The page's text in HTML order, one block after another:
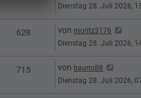
Dienstag 28. Juli 2026,
628 ZugriffeLetzter Beitrag
von moritz3176
Dienstag 28. Juli 2026,
715 ZugriffeLetzter Beitrag
von baumi88
Dienstag 28. Juli 2026,